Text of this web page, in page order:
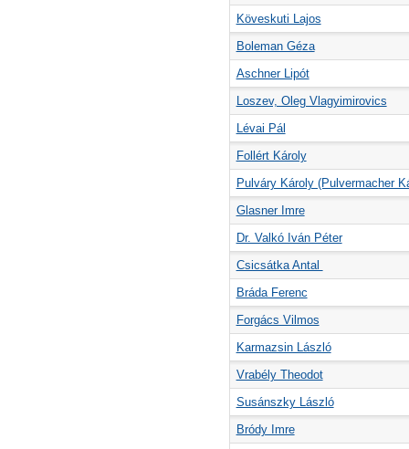
Köveskuti Lajos
Boleman Géza
Aschner Lipót
Loszev, Oleg Vlagyimirovics
Lévai Pál
Follért Károly
Pulváry Károly (Pulvermacher
Glasner Imre
Dr. Valkó Iván Péter
Csicsátka Antal
Bráda Ferenc
Forgács Vilmos
Karmazsin László
Vrabély Theodot
Susánszky László
Bródy Imre